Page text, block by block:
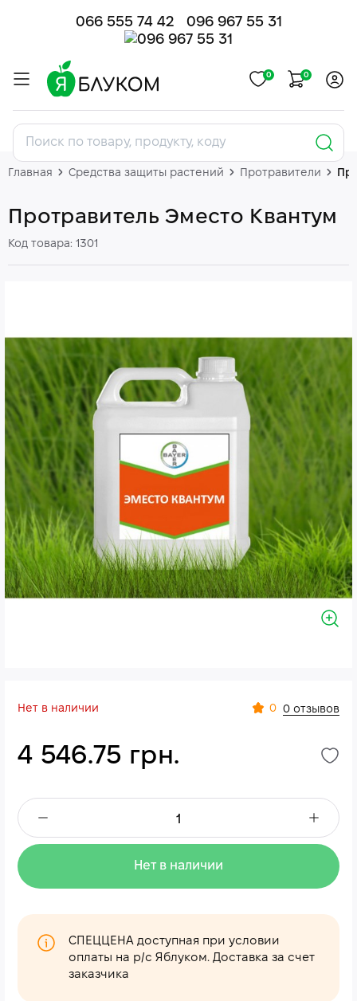
066 555 74 42 096 967 55 31
0 0
Главная Средства защиты растений Протравители
Протравитель Эместо Квантум
Код товара: 1301
Нет в наличии 0 0 отзывов
4 546.75 грн.
Нет в наличии
СПЕЦЦЕНА доступная при условии
оплаты на р/с Яблуком. Доставка за счет
заказчика